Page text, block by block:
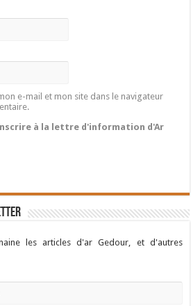
e-mail et mon site dans le navigateur
à la lettre d'information d'Ar
les articles d'ar Gedour, et d'autres